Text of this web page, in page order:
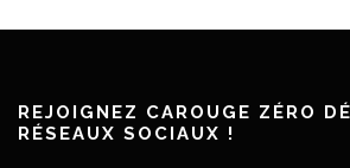
REJOIGNEZ CAROUGE ZÉRO
RÉSEAUX SOCIAUX !